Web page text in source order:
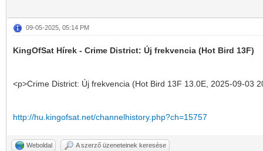
09-05-2025, 05:14 PM
KingOfSat Hírek - Crime District: Új frekvencia (Hot Bird 13F)
<p>Crime District: Új frekvencia (Hot Bird 13F 13.0E, 2025-09-03
http://hu.kingofsat.net/channelhistory.php?ch=15757
Weboldal A szerző üzeneteinek keresése